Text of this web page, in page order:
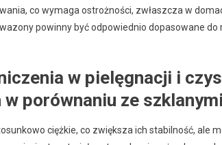
co wymaga ostrożności, zwłaszcza w
powinny być odpowiednio dopasowane
w pielęgnacji i
porównaniu ze
ciężkie, co zwiększa ich stabilność, ale